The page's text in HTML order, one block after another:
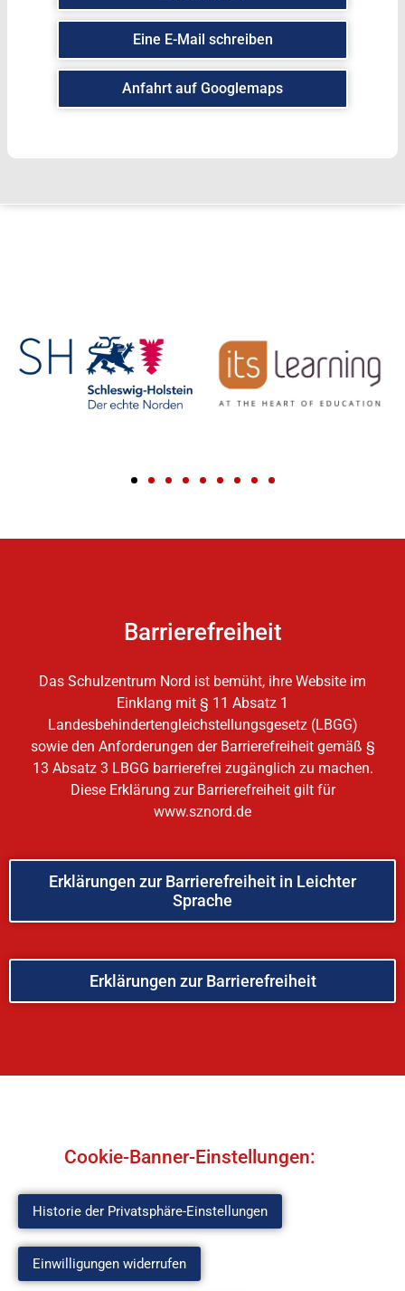
Eine E-Mail schreiben
Anfahrt auf Googlemaps
Barrierefreiheit
Das Schulzentrum Nord ist bemüht, ihre Website im
Einklang mit § 11 Absatz 1
Landesbehindertengleichstellungsgesetz (LBGG)
sowie den Anforderungen der Barrierefreiheit gemäß §
13 Absatz 3 LBGG barrierefrei zugänglich zu machen.
Diese Erklärung zur Barrierefreiheit gilt für
www.sznord.de
Erklärungen zur Barrierefreiheit in Leichter
Sprache
Erklärungen zur Barrierefreiheit
Cookie-Banner-Einstellungen:
Historie der Privatsphäre-Einstellungen
Einwilligungen widerrufen